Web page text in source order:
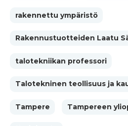
rakennettu ympäristö
Rakennustuotteiden Laatu
talotekniikan professori
Talotekninen teollisuus ja
Tampere Tampereen